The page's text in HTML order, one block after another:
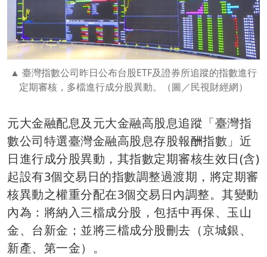
臺灣指數公司昨日公布台股ETF及證券所追蹤的指數進行
定期審核，多檔進行成分股異動。（圖／民視財經網）
元大金融配息及元大金融高股息追蹤「臺灣指
數公司特選臺灣金融高股息存股報酬指數」近
日進行成分股異動，其指數定期審核生效日(含)
起設有3個交易日的指數調整過渡期，將定期審
核異動之權重分配在3個交易日內調整。其變動
內為：將納入三檔成分股，包括中再保、玉山
金、台新金；並將三檔成分股刪去（京城銀、
新產、第一金）。